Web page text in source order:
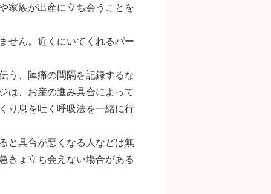
家族が出産に立ち会うことを
せん。近くにいてくれるパー
う、陣痛の間隔を記録するな
は、お産の進み具合によって
り息を吐く呼吸法を一緒に行
と具合が悪くなる人などは無
きょ立ち会えない場合がある